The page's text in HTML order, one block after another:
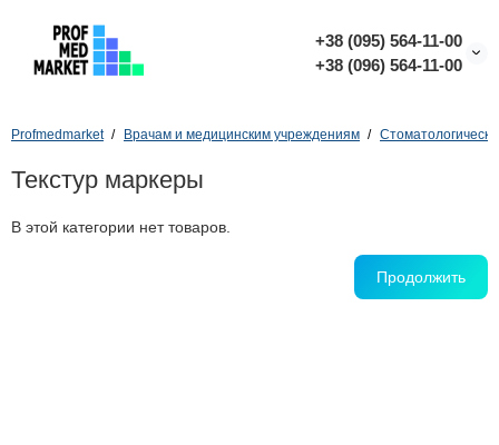
+38 (095) 564-11-00
+38 (096) 564-11-00
Profmedmarket Врачам и медицинским учреждениям
Текстур маркеры
В этой категории нет товаров.
Продолжить